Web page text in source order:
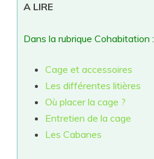
A LIRE
Dans la rubrique Cohabitation :
Cage et accessoires
Les différentes litières
Où placer la cage ?
Entretien de la cage
Les Cabanes